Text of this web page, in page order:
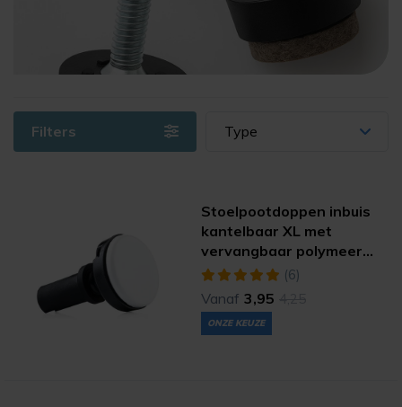
Filters Type
Stoelpootdoppen inbuis
kantelbaar XL met
vervangbaar polymeer
(extreme)
(6)
Vanaf 3,95
ONZE KEUZE